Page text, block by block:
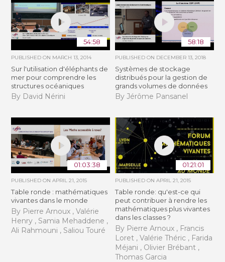
54:58
PUBLISHED ON MARCH 13, 2014
Sur l'utilisation d'éléphants de
mer pour comprendre les
structures océaniques
By David Nérini
58:18
PUBLISHED ON DECEMBER 13, 2018
Systèmes de stockage
distribués pour la gestion de
grands volumes de données
By Jérôme Pansanel
01:03:38
PUBLISHED ONAPRIL 21, 2015
Table ronde : mathématiques
vivantes dans le monde
By Pierre Arnoux , Valérie
Henry , Samia Mehaddene ,
Ali Rahmouni , Saliou Touré
01:21:01
PUBLISHED ON APRIL 21, 2015
Table ronde: qu'est-ce qui
peut contribuer à rendre les
mathématiques plus vivantes
dans les classes ?
By Pierre Arnoux , Francis
Loret , Valérie Théric , Farida
Méjani , Olivier Brébant ,
Thomas Garcia